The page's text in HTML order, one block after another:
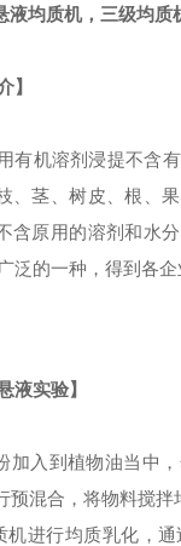
液均质机，三级均质
】
有机溶剂浸提不含
、茎、树皮、根、
含原用的溶剂和水分
泛的一种，得到各企
液实验】
加入到植物油当中
预混合，将物料搅拌
机进行均质乳化，通